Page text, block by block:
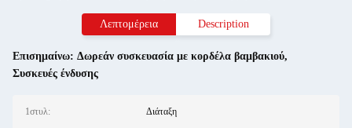
Λεπτομέρεια Description
Επισημαίνω: Δωρεάν συσκευασία με κορδέλα βαμβακιού,
Συσκευές ένδυσης
1στυλ: Διάταξη